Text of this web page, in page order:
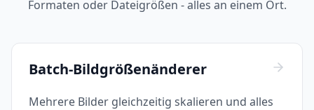
Formaten oder Dateigrößen - alles an einem Ort.
Batch-Bildgrößenänderer
Mehrere Bilder gleichzeitig skalieren und alles